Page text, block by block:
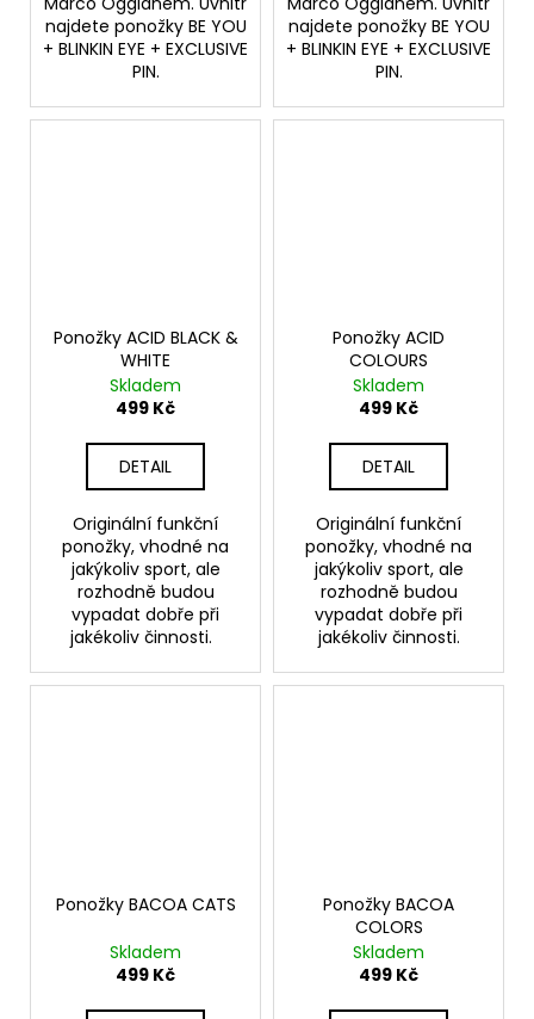
najdete ponožky BE YOU
+ BLINKIN EYE + EXCLUSIVE
PIN.
najdete ponožky BE YOU
+ BLINKIN EYE + EXCLUSIVE
PIN.
Ponožky ACID BLACK &
WHITE
Skladem
499 Kč
DETAIL
Originální funkční
ponožky, vhodné na
jakýkoliv sport, ale
rozhodně budou
vypadat dobře při
jakékoliv činnosti.
Ponožky ACID
COLOURS
Skladem
499 Kč
DETAIL
Originální funkční
ponožky, vhodné na
jakýkoliv sport, ale
rozhodně budou
vypadat dobře při
jakékoliv činnosti.
Ponožky BACOA CATS
Skladem
499 Kč
Ponožky BACOA
COLORS
Skladem
499 Kč